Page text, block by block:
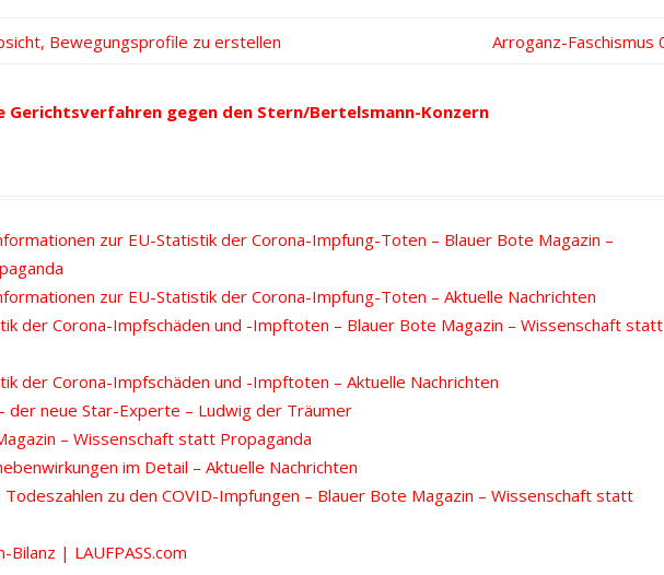
Bewegungsprofile zu erstellen
Nächster
Arroganz-Faschismus
Gerichtsverfahren gegen den Stern/Bertelsmann-Konzern
zur EU-Statistik der Corona-Impfung-Toten – Blauer Bote Magazin –
zur EU-Statistik der Corona-Impfung-Toten – Aktuelle Nachrichten
der Corona-Impfschäden und -Impftoten – Blauer Bote Magazin – Wissenschaft statt
der Corona-Impfschäden und -Impftoten – Aktuelle Nachrichten
der neue Star-Experte – Ludwig der Träumer
– Wissenschaft statt Propaganda
im Detail – Aktuelle Nachrichten
zu den COVID-Impfungen – Blauer Bote Magazin – Wissenschaft statt
| LAUFPASS.com